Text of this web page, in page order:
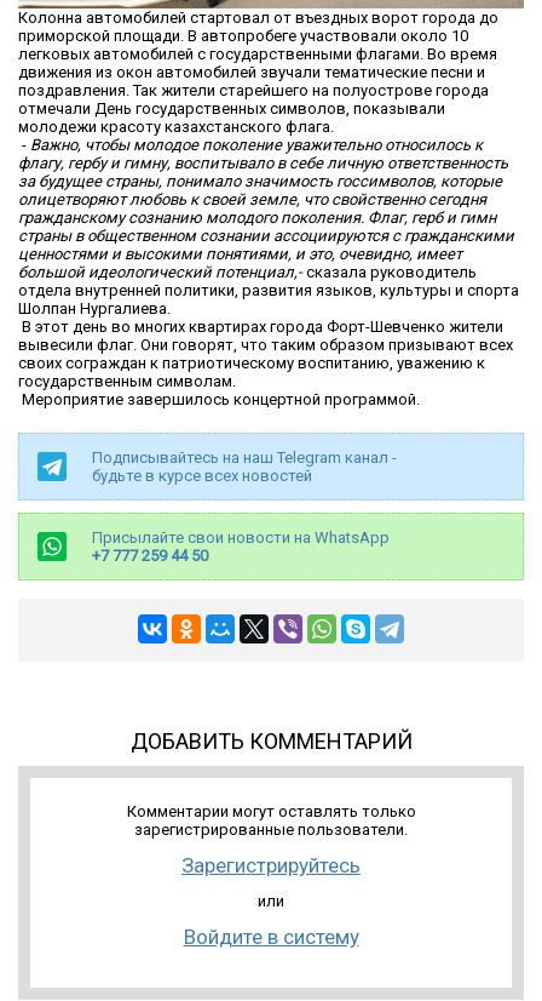
Колонна автомобилей стартовал от въездных ворот города до
приморской площади. В автопробеге участвовали около 10
легковых автомобилей с государственными флагами. Во время
движения из окон автомобилей звучали тематические песни и
поздравления. Так жители старейшего на полуострове города
отмечали День государственных символов, показывали
молодежи красоту казахстанского флага.
- Важно, чтобы молодое поколение уважительно относилось к
флагу, гербу и гимну, воспитывало в себе личную ответственность
за будущее страны, понимало значимость госсимволов, которые
олицетворяют любовь к своей земле, что свойственно сегодня
гражданскому сознанию молодого поколения. Флаг, герб и гимн
страны в общественном сознании ассоциируются с гражданскими
ценностями и высокими понятиями, и это, очевидно, имеет
большой идеологический потенциал,-сказала руководитель
отдела внутренней политики, развития языков, культуры и спорта
Шолпан Нургалиева.
В этот день во многих квартирах города Форт-Шевченко жители
вывесили флаг. Они говорят, что таким образом призывают всех
своих сограждан к патриотическому воспитанию, уважению к
государственным символам.
Мероприятие завершилось концертной программой.
Подписывайтесь на наш Telegram канал -
будьте в курсе всех новостей
Присылайте свои новости на WhatsApp
+7 777 259 44 50
ДОБАВИТЬ КОММЕНТАРИЙ
Комментарии могут оставлять только
зарегистрированные пользователи.
Зарегистрируйтесь
или
Войдите в систему